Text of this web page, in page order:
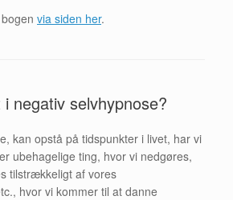
via siden her.
negativ selvhypnose?
kan opstå på tidspunkter i livet, har vi
ubehagelige ting, hvor vi nedgøres,
tilstrækkeligt af vores
hvor vi kommer til at danne